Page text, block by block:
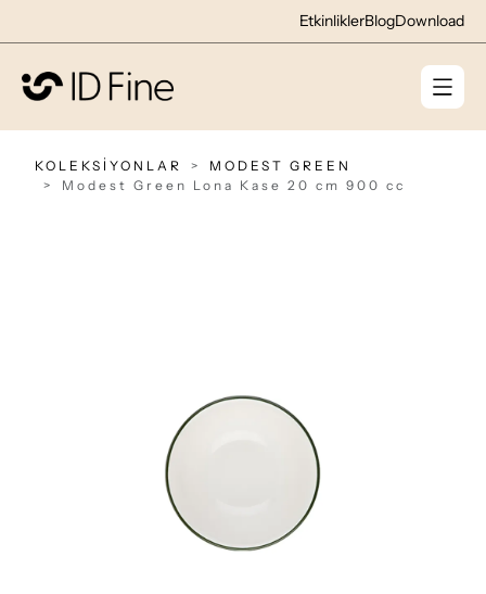
EtkinliklerBlogDownload
KOLEKSİYONLAR
MODEST GREEN
Modest Green Lona Kase 20 cm 900 cc